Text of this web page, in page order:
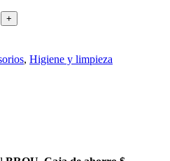
, Higiene y limpieza